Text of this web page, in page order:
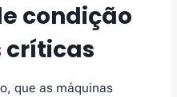
condição
críticas
que as máquinas